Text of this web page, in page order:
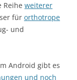
Reihe weiterer
für orthotrope
und
Android gibt es
und noch